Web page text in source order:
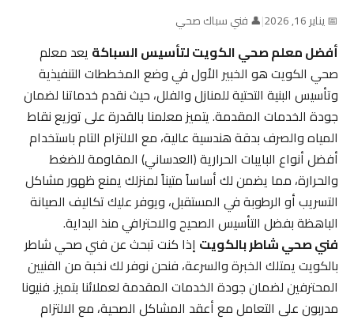
📅 يناير 16, 2026 |👤 فني سباك صحي
أفضل معلم صحي الكويت لتأسيس السباكةيعد معلم
صحي الكويت هو الخبير الأول في وضع المخططات التنفيذية
وتأسيس البنية التحتية للمنازل والفلل، حيث نقدم خدماتنا لضمان
جودة الخدمات المقدمة. يتميز معلمنا بالقدرة على توزيع نقاط
المياه والصرف بدقة هندسية عالية، مع الالتزام التام باستخدام
أفضل أنواع البايبات الحرارية (العدساني) المقاومة للضغط
والحرارة، مما يضمن لك أساساً متيناً لمنزلك يمنع ظهور مشاكل
التسريب أو الرطوبة في المستقبل، ويوفر عليك تكاليف الصيانة
الباهظة بفضل التأسيس الصحيح والاحترافي منذ البداية.
فني صحي شاطر بالكويتإذا كنت تبحث عن فني صحي شاطر
بالكويت يمتلك الخبرة والسرعة، فنحن نوفر لك نخبة من الفنيين
المحترفين لضمان جودة الخدمات المقدمة لعملائنا بتميز. فنيونا
مدربون على التعامل مع أعقد المشاكل الصحية، مع الالتزام